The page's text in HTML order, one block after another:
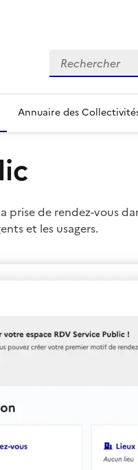
Rechercher
Annuaire des
prise de rendez-vous
et les usagers.